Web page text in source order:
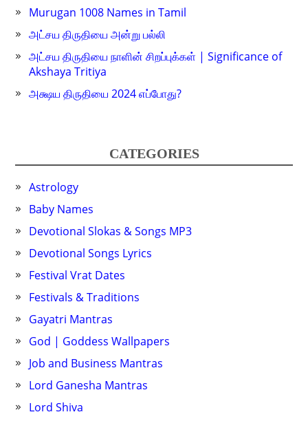
Murugan 1008 Names in Tamil
அட்சய திருதியை அன்று பல்லி
அட்சய திருதியை நாளின் சிறப்புக்கள் | Significance of
Akshaya Tritiya
அக்ஷய திருதியை 2024 எப்போது?
CATEGORIES
Astrology
Baby Names
Devotional Slokas & Songs MP3
Devotional Songs Lyrics
Festival Vrat Dates
Festivals & Traditions
Gayatri Mantras
God | Goddess Wallpapers
Job and Business Mantras
Lord Ganesha Mantras
Lord Shiva